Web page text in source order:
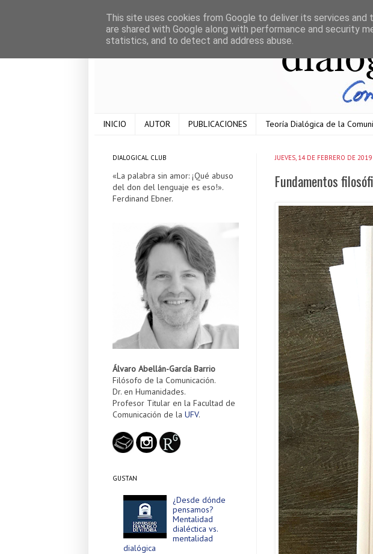
INICIO AUTOR PUBLICACIONES Teoría Dialógica de la
JUEVES, 14 DE FEBRERO DE 2019
Fundamentos
DIALOGICAL CLUB
«La palabra sin amor: ¡Qué abuso
del don del lenguaje es eso!».
Ferdinand Ebner.
Álvaro Abellán-García Barrio
Filósofo de la Comunicación.
Dr. en Humanidades.
Profesor Titular en la Facultad de
Comunicación de la UFV.
GUSTAN
¿Desde dónde
pensamos?
Mentalidad
dialéctica vs.
mentalidad
dialógica
This site uses cookies from Google to deliver its services and
are shared with Google along with performance and security
statistics, and to detect and address abuse.